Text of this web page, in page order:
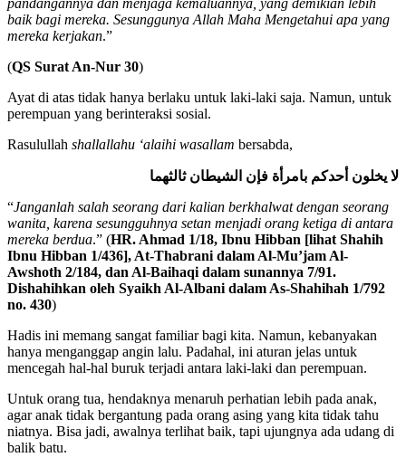
pandangannya dan menjaga kemaluannya, yang demikian lebih
baik bagi mereka. Sesunggunya Allah Maha Mengetahui apa yang
mereka kerjakan.”
(QS Surat An-Nur 30)
Ayat di atas tidak hanya berlaku untuk laki-laki saja. Namun, untuk
perempuan yang berinteraksi sosial.
Rasulullah shallallahu ‘alaihi wasallam bersabda,
لا يخلون أحدكم بامرأة فإن الشيطان ثالثهما
“Janganlah salah seorang dari kalian berkhalwat dengan seorang
wanita, karena sesungguhnya setan menjadi orang ketiga di antara
mereka berdua.” (HR. Ahmad 1/18, Ibnu Hibban [lihat Shahih
Ibnu Hibban 1/436], At-Thabrani dalam Al-Mu’jam Al-
Awshoth 2/184, dan Al-Baihaqi dalam sunannya 7/91.
Dishahihkan oleh Syaikh Al-Albani dalam As-Shahihah 1/792
no. 430)
Hadis ini memang sangat familiar bagi kita. Namun, kebanyakan
hanya menganggap angin lalu. Padahal, ini aturan jelas untuk
mencegah hal-hal buruk terjadi antara laki-laki dan perempuan.
Untuk orang tua, hendaknya menaruh perhatian lebih pada anak,
agar anak tidak bergantung pada orang asing yang kita tidak tahu
niatnya. Bisa jadi, awalnya terlihat baik, tapi ujungnya ada udang di
balik batu.